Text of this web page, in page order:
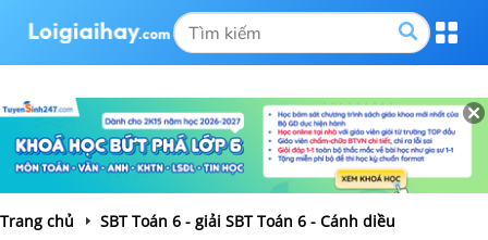
Trang chủ SBT Toán 6 - giải SBT Toán 6 - Cánh diều